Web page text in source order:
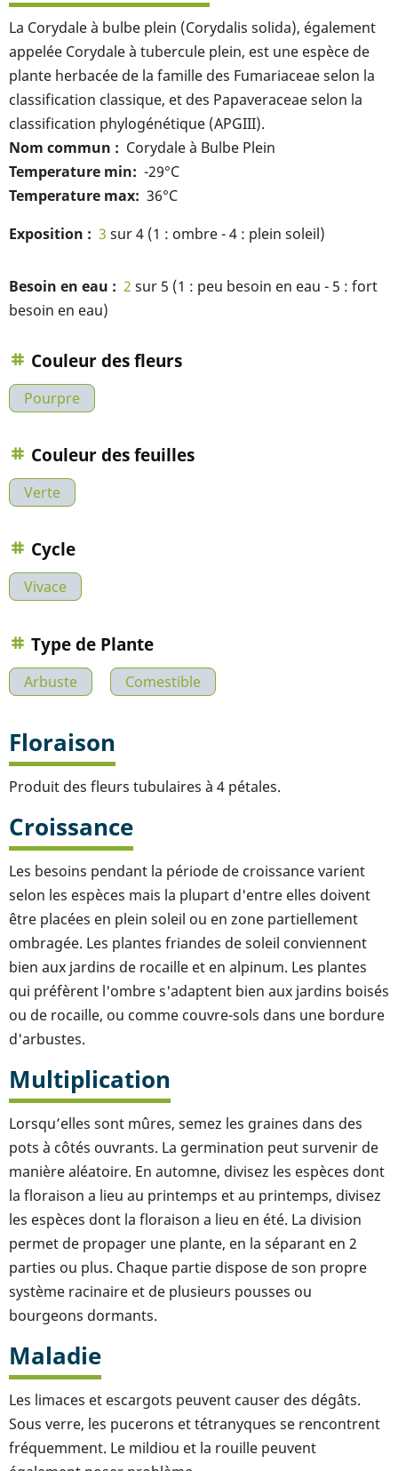
La Corydale à bulbe plein (Corydalis solida), également
appelée Corydale à tubercule plein, est une espèce de
plante herbacée de la famille des Fumariaceae selon la
classification classique, et des Papaveraceae selon la
classification phylogénétique (APGIII).
Nom commun
Corydale à Bulbe Plein
Temperature min
-29°C
Temperature max 36°C
Exposition
3 sur 4 (1 : ombre - 4 : plein soleil)
Besoin en eau 2 sur 5 (1 : peu besoin en eau - 5 : fort
besoin en eau)
Couleur des fleurs
Pourpre
Couleur des feuilles
Verte
Cycle
Vivace
Type de Plante
Arbuste Comestible
Floraison
Produit des fleurs tubulaires à 4 pétales.
Croissance
Les besoins pendant la période de croissance varient
selon les espèces mais la plupart d'entre elles doivent
être placées en plein soleil ou en zone partiellement
ombragée. Les plantes friandes de soleil conviennent
bien aux jardins de rocaille et en alpinum. Les plantes
qui préfèrent l'ombre s'adaptent bien aux jardins boisés
ou de rocaille, ou comme couvre-sols dans une bordure
d'arbustes.
Multiplication
Lorsqu’elles sont mûres, semez les graines dans des
pots à côtés ouvrants. La germination peut survenir de
manière aléatoire. En automne, divisez les espèces dont
la floraison a lieu au printemps et au printemps, divisez
les espèces dont la floraison a lieu en été. La division
permet de propager une plante, en la séparant en 2
parties ou plus. Chaque partie dispose de son propre
système racinaire et de plusieurs pousses ou
bourgeons dormants.
Maladie
Les limaces et escargots peuvent causer des dégâts.
Sous verre, les pucerons et tétranyques se rencontrent
fréquemment. Le mildiou et la rouille peuvent